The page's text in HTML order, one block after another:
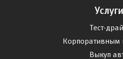
Услуги
Тест-
Корпоративным
Выкуп